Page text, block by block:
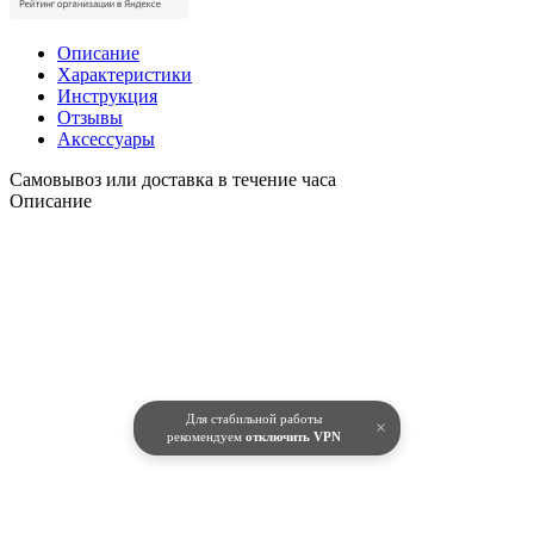
Для стабильной работы
рекомендуем отключить VPN ×
Описание
Характеристики
Инструкция
Отзывы
Аксессуары
Самовывоз или доставка в течение часа
Описание